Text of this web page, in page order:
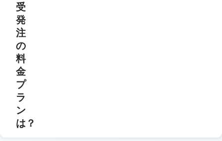
受
発
注
の
料
金
プ
ラ
ン
は？